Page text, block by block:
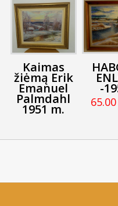
Kaimas
žiėmą Erik
Emanuel
Palmdahl
1951 m.
-